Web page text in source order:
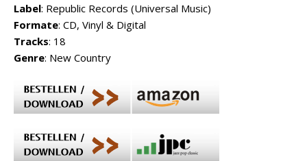
Label: Republic Records (Universal Music)
Formate: CD, Vinyl & Digital
Tracks: 18
Genre: New Country